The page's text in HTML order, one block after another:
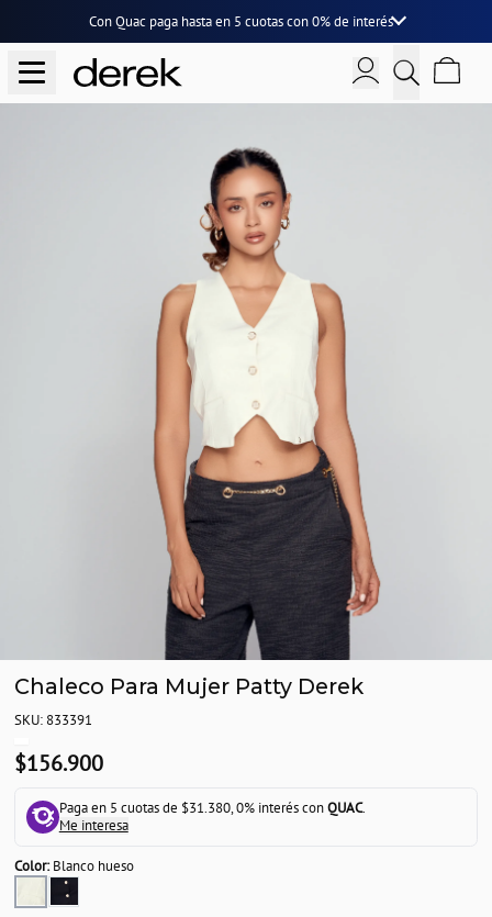
Con Quac paga hasta en 5 cuotascon0% de interés
Chaleco Para Mujer Patty Derek
SKU: 833391
$156.900
Paga en 5 cuotas de $31.380, 0% interés conQUAC.
Me interesa
Color:Blanco hueso